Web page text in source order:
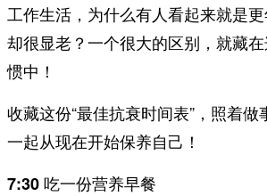
工作生活，为什么有人看起来就是
却很显老？一个很大的区别，就藏
惯中！
收藏这份“最佳抗衰时间表”，照着
一起从现在开始保养自己！
7:30 吃一份营养早餐